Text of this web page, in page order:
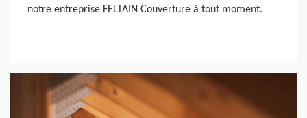
notre entreprise FELTAIN Couverture à tout moment.